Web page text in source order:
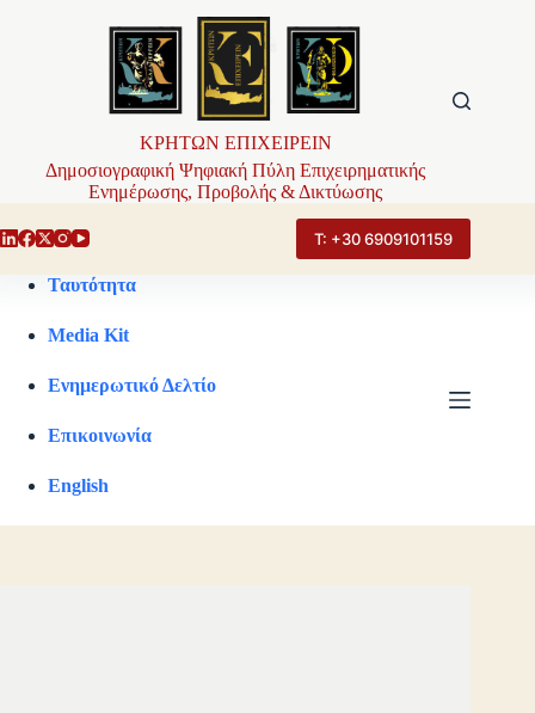
ΚΡΗΤΩΝ ΕΠΙΧΕΙΡΕΙΝ
Δημοσιογραφική Ψηφιακή Πύλη Επιχειρηματικής
Ενημέρωσης, Προβολής & Δικτύωσης
Τ: +30 6909101159
Ταυτότητα
Media Kit
Ενημερωτικό Δελτίο
Επικοινωνία
English